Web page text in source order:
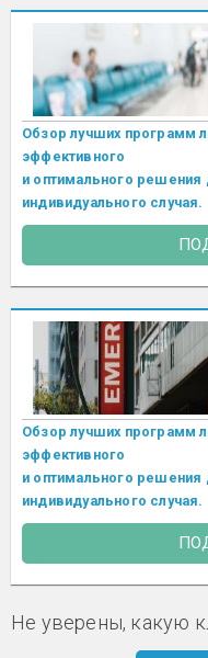
Обзор лучших программ
эффективного
и оптимального
индивидуального случая.
Обзор лучших программ
эффективного
и оптимального
индивидуального случая.
Не уверены, какую